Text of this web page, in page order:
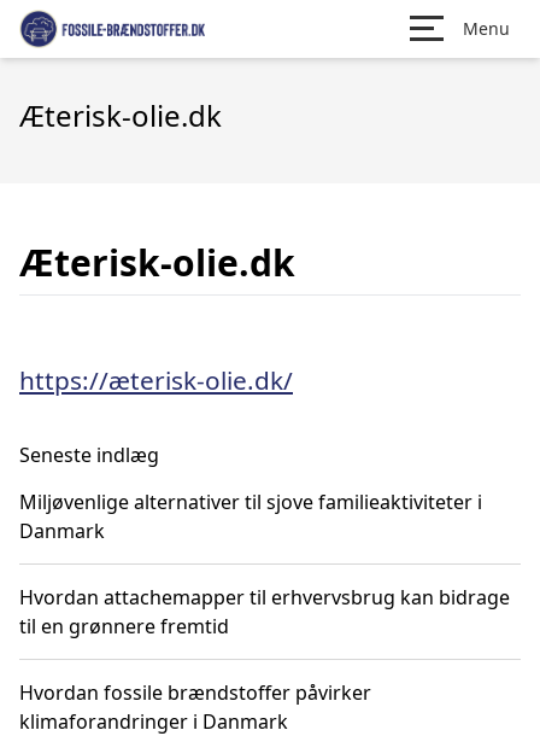
Menu
Æterisk-olie.dk
Æterisk-olie.dk
https://æterisk-olie.dk/
Seneste indlæg
Miljøvenlige alternativer til sjove familieaktiviteter i
Danmark
Hvordan attachemapper til erhvervsbrug kan bidrage
til en grønnere fremtid
Hvordan fossile brændstoffer påvirker
klimaforandringer i Danmark